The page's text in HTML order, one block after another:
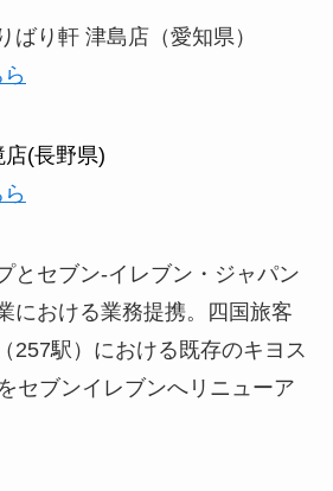
ばり軒 津島店（愛知県）
(長野県)
とセブン-イレブン・ジャパン
における業務提携。四国旅客
257駅）における既存のキヨス
セブンイレブンへリニューア